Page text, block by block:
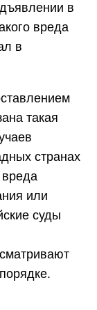
в
вреда
в
такая
странах
или
суды